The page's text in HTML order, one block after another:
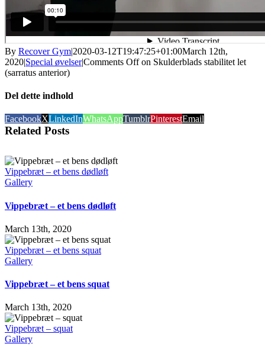
By Recover Gym|2020-03-12T19:47:25+01:00March 12th,
2020|Special øvelser|Comments Offon Skulderblads stabilitet let
(sarratus anterior)
Del dette indhold
FacebookXLinkedInWhatsAppTumblrPinterestEmail
Related Posts
Vippebræt – et bens dødløft
Gallery
Vippebræt – et bens dødløft
March 13th, 2020
Vippebræt – et bens squat
Gallery
Vippebræt – et bens squat
March 13th, 2020
Vippebræt – squat
Gallery